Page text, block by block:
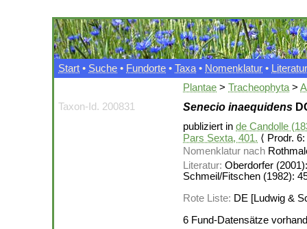
Start • Suche • Fundorte • Taxa • Nomenklatur • Literatur
Plantae > Tracheophyta >
Taxon-Id. 200831
Senecio inaequidens
publiziert in de Candolle
Pars Sexta, 401. ⟨ Prodr.
Nomenklatur nach
Literatur: Oberdorfer
Schmeil/Fitschen (1982):
Rote Liste: DE [Ludwig &
6 Fund-Datensätze